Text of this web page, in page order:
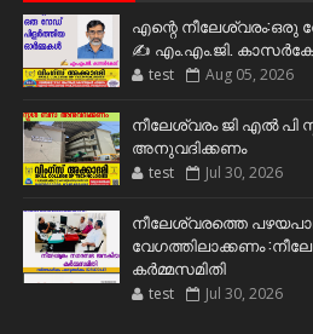
എന്റെ
✍️ എം.എം.ജി.
test Aug 05, 2026
നീലേശ്വരം ജി എൽ
അനുവദിക്കണം
test Jul 30, 2026
നീലേശ്വരത്തെ
വേഗത്തിലാക്കണം
കർമ്മസമിതി
test Jul 30, 2026